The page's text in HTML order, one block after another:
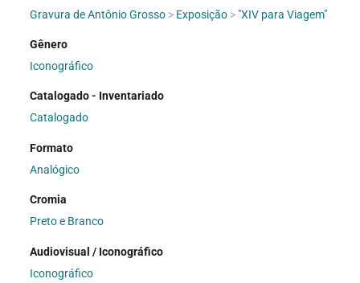
Gravura de Antônio Grosso > Exposição > "XIV para Viagem"
Gênero
Iconográfico
Catalogado - Inventariado
Catalogado
Formato
Analógico
Cromia
Preto e Branco
Audiovisual / Iconográfico
Iconográfico